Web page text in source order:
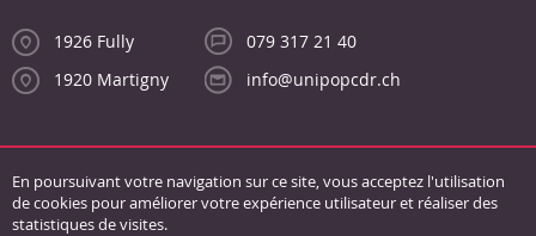
1926 Fully
1920 Martigny
079 317 21 40
info@unipopcdr.ch
En poursuivant votre navigation sur ce site, vous acceptez l'utilisation
de cookies pour améliorer votre expérience utilisateur et réaliser des
statistiques de visites.